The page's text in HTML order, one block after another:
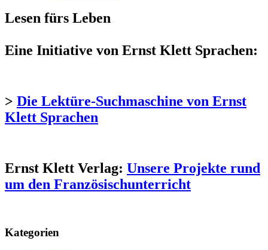
Lesen fürs Leben
Eine Initiative von Ernst Klett Sprachen:
> Die Lektüre-Suchmaschine von Ernst
Klett Sprachen
Ernst Klett Verlag: Unsere Projekte rund
um den Französischunterricht
Kategorien